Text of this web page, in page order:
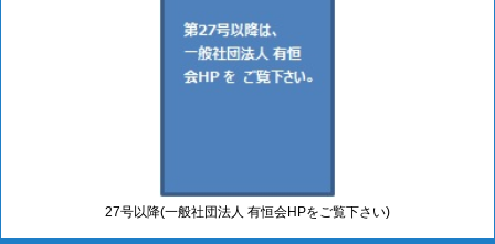
27号以降(一般社団法人 有恒会HPをご覧下さい)